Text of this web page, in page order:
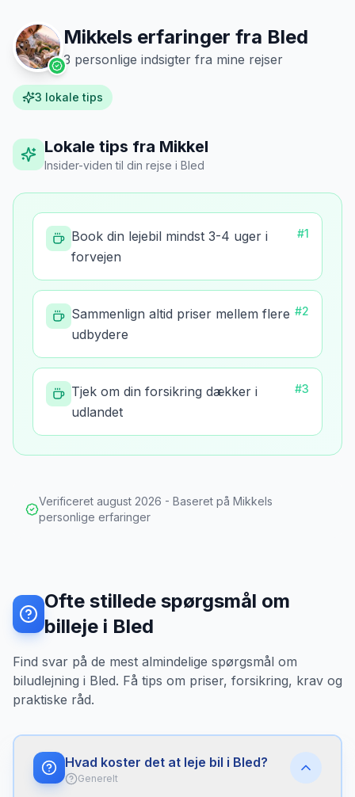
Mikkels erfaringer fra Bled
3 personlige indsigter fra mine rejser
3 lokale tips
Lokale tips fra Mikkel
Insider-viden til din rejse i Bled
Book din lejebil mindst 3-4 uger i
forvejen
#1
Sammenlign altid priser mellem flere
udbydere
#2
Tjek om din forsikring dækker i
udlandet
#3
Verificeret august 2026 - Baseret på Mikkels
personlige erfaringer
Ofte stillede spørgsmål om
billeje i Bled
Find svar på de mest almindelige spørgsmål om
biludlejning i Bled. Få tips om priser, forsikring, krav og
praktiske råd.
Hvad koster det at leje bil i Bled?
Generelt